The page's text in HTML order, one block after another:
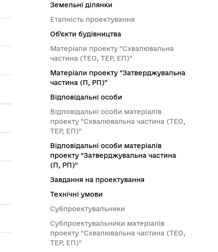
Земельні ділянки
Етапність проектування
Об’єкти будівництва
Матеріали проекту "Схвалювальна
частина (ТЕО, ТЕР, ЕП)"
Матеріали проекту "Затверджувальна
частина (П, РП)"
Відповідальні особи
Відповідальні особи матеріалів
проекту "Схвалювальна частина (ТЕО,
ТЕР, ЕП)"
Відповідальні особи матеріалів
проекту "Затверджувальна частина
(П, РП)"
Завдання на проектування
Технічні умови
Субпроектувальники
Субпроектувальники матеріалів
проекту "Схвалювальна частина (ТЕО,
ТЕР, ЕП)"